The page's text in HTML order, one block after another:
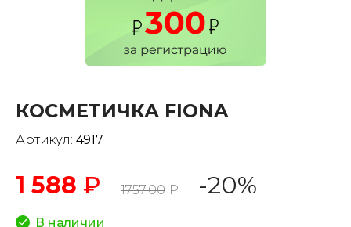
КОСМЕТИЧКА FIONA
Артикул: 4917
1 588 ₽ 1757.00 Р -20%
В наличии